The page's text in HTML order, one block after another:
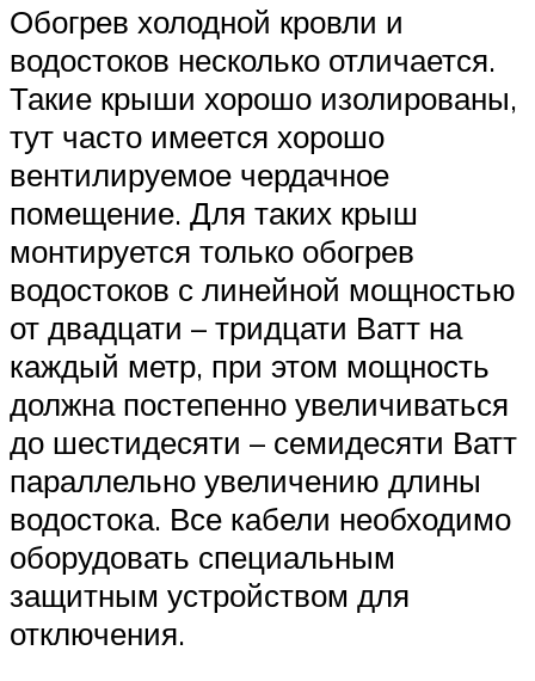
Обогрев холодной кровли и
водостоков несколько отличается.
Такие крыши хорошо изолированы,
тут часто имеется хорошо
вентилируемое чердачное
помещение. Для таких крыш
монтируется только обогрев
водостоков с линейной мощностью
от двадцати – тридцати Ватт на
каждый метр, при этом мощность
должна постепенно увеличиваться
до шестидесяти – семидесяти Ватт
параллельно увеличению длины
водостока. Все кабели необходимо
оборудовать специальным
защитным устройством для
отключения.